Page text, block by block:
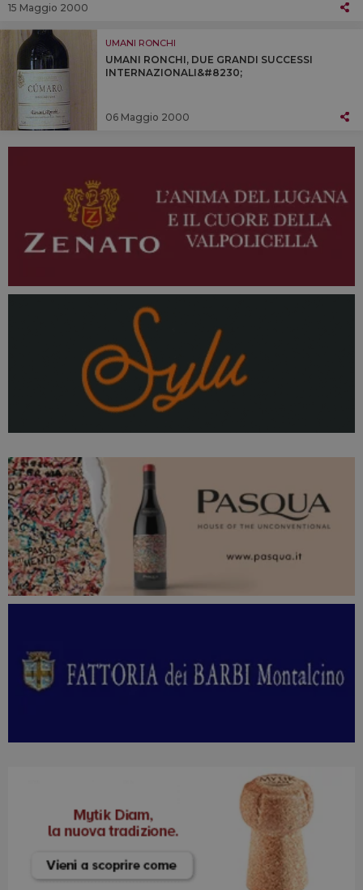
15 Maggio 2000
UMANI RONCHI
UMANI RONCHI, DUE GRANDI SUCCESSI
INTERNAZIONALI&#8230;
06 Maggio 2000